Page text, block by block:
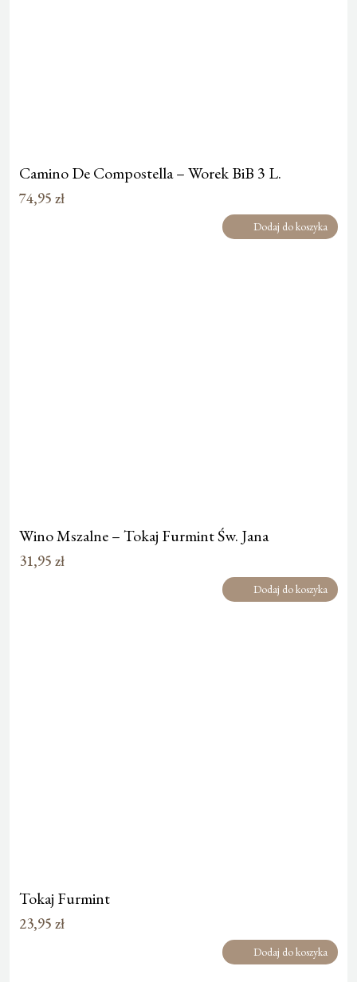
Camino De Compostella – Worek BiB 3 L.
74,95 zł
Dodaj do koszyka
Wino Mszalne – Tokaj Furmint Św. Jana
31,95 zł
Dodaj do koszyka
Tokaj Furmint
23,95 zł
Dodaj do koszyka